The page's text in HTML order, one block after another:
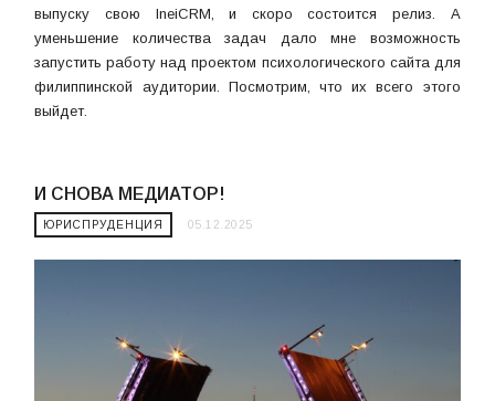
выпуску свою IneiCRM, и скоро состоится релиз. А
уменьшение количества задач дало мне возможность
запустить работу над проектом психологического сайта для
филиппинской аудитории. Посмотрим, что их всего этого
выйдет.
И СНОВА МЕДИАТОР!
ЮРИСПРУДЕНЦИЯ 05.12.2025